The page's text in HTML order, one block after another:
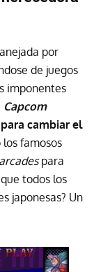
por
de juegos
imponentes
Capcom
cambiar el
famosos
arcadespara
todos los
japonesas? Un